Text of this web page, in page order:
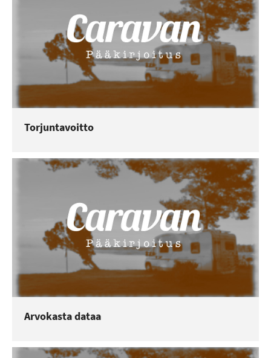
Torjuntavoitto
Arvokasta dataa